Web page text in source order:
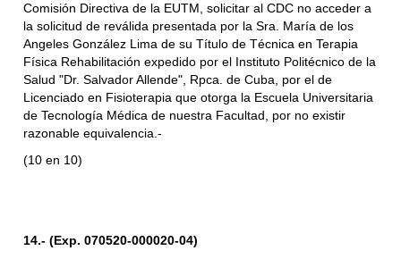
Comisión Directiva de la EUTM, solicitar al CDC no acceder a
la solicitud de reválida presentada por la Sra. María de los
Angeles González Lima de su Título de Técnica en Terapia
Física Rehabilitación expedido por el Instituto Politécnico de la
Salud "Dr. Salvador Allende", Rpca. de Cuba, por el de
Licenciado en Fisioterapia que otorga la Escuela Universitaria
de Tecnología Médica de nuestra Facultad, por no existir
razonable equivalencia.-
(10 en 10)
14.- (Exp. 070520-000020-04)